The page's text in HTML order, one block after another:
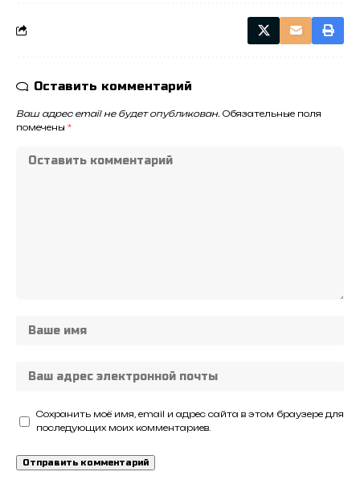
Оставить комментарий
Ваш адрес email не будет опубликован. Обязательные поля
помечены *
Сохранить моё имя, email и адрес сайта в этом браузере для
последующих моих комментариев.